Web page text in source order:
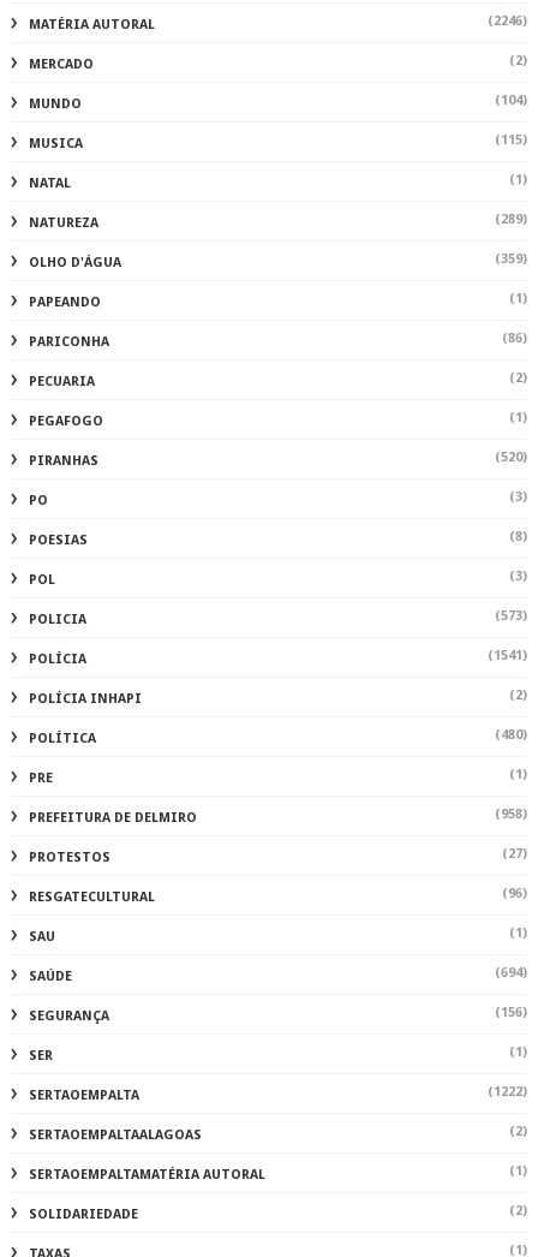
MATÉRIA AUTORAL (2246)
MERCADO (2)
MUNDO (104)
MUSICA (115)
NATAL (1)
NATUREZA (289)
OLHO D'ÁGUA (359)
PAPEANDO (1)
PARICONHA (86)
PECUARIA (2)
PEGAFOGO (1)
PIRANHAS (520)
PO (3)
POESIAS (8)
POL (3)
POLICIA (573)
POLÍCIA (1541)
POLÍCIA INHAPI (2)
POLÍTICA (480)
PRE (1)
PREFEITURA DE DELMIRO (958)
PROTESTOS (27)
RESGATECULTURAL (96)
SAU (1)
SAÚDE (694)
SEGURANÇA (156)
SER (1)
SERTAOEMPALTA (1222)
SERTAOEMPALTAALAGOAS (2)
SERTAOEMPALTAMATÉRIA AUTORAL (1)
SOLIDARIEDADE (2)
TAXAS (1)